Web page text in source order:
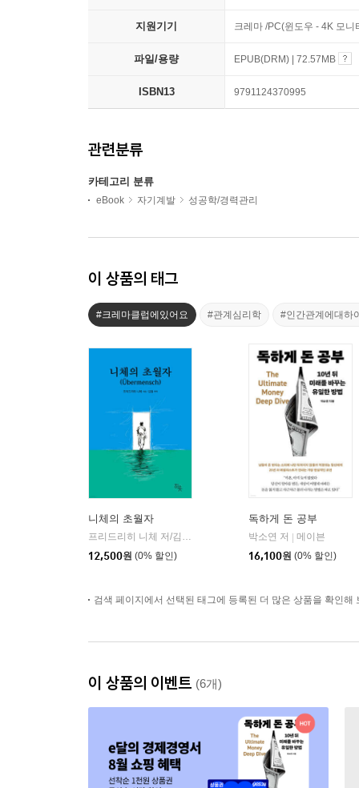
지원기기 크레마 /PC(윈도우 - 4K 모
파일/용량 EPUB(DRM) | 72.57MB
ISBN13 9791124370995
관련분류
카테고리 분류
eBook 자기계발 성공학/경력관리
이 상품의 태그
#크레마클럽에있어요 #관계심리학 #인간관계에대하
니체의 초월자
프리드리히 니체 저/김철 편역
12,500원 (0% 할인)
독하게 돈 공부
박소연 저
메이븐
16,100원 (0% 할인)
검색 페이지에서 선택된 태그에 등록된 더 많은 상품을 확인해
이 상품의 이벤트 (6개)